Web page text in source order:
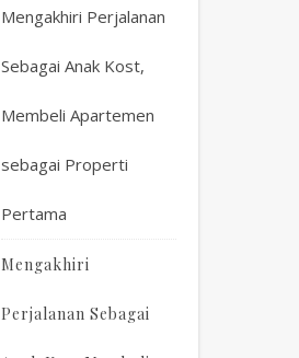
Mengakhiri Perjalanan
Sebagai Anak Kost,
Membeli Apartemen
sebagai Properti
Pertama
Mengakhiri
Perjalanan Sebagai